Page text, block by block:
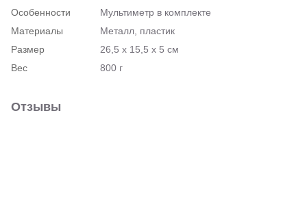
Особенности
Мультиметр в комплекте
Материалы
Металл, пластик
Размер
26,5 х 15,5 х 5 см
Вес
800 г
Отзывы